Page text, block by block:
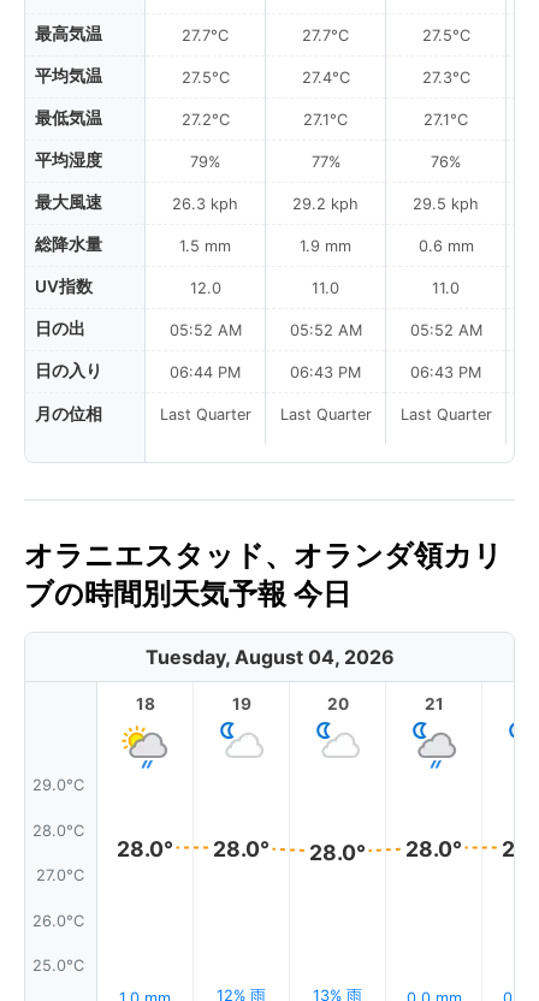
最高気温
平均気温
最低気温
平均湿度
最大風速
総降水量
UV指数
日の出
日の入り
月の位相
27.7°C
27.5°C
27.2°C
79%
26.3 kph
1.5 mm
12.0
05:52 AM
06:44 PM
Last Quarter
27.7°C
27.4°C
27.1°C
77%
29.2 kph
1.9 mm
11.0
05:52 AM
06:43 PM
Last Quarter
27.5°C
27.3°C
27.1°C
76%
29.5 kph
0.6 mm
11.0
05:52 AM
06:43 PM
Last Quarter
オラニエスタッド、オランダ領カリ
ブの時間別天気予報 今日
Tuesday, August 04, 2026
29.0°C
28.0°C
27.0°C
26.0°C
25.0°C
18
28.0°
19
28.0°
12% 雨
20
28.0°
13% 雨
21
28.0°